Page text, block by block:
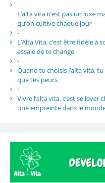
L’alta vita n’est pas un luxe
qu’on cultive chaque jour
-
L’Alta Vita, c’est être fidèle
essaie de te change
-
Quand tu choisis l’alta vita,
que tes peurs.
-
Vivre l’alta vita, c’est se lever
une empreinte dans le